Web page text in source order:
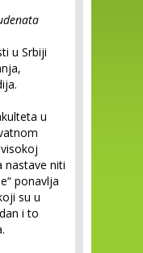
u Srbiji
u
nastave niti
ponavlja
su u
i to